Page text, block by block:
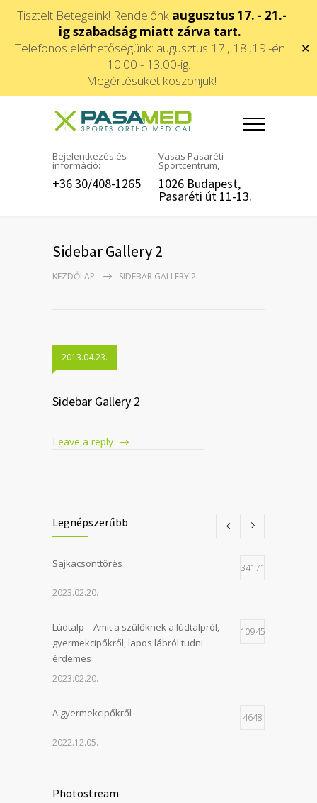
Tisztelt Betegeink! Rendelőnk augusztus 17. - 21.-
ig szabadság miatt zárva tart.
Telefonos elérhetőségünk: augusztus 17., 18.,19.-én
10.00 - 13.00-ig.
Megértésüket köszönjük!
✕
Bejelentkezés és
információ:
+36 30/408-1265
Vasas Pasaréti
Sportcentrum,
1026 Budapest,
Pasaréti út 11-13.
Sidebar Gallery 2
KEZDŐLAP SIDEBAR GALLERY 2
2013.04.23.
Sidebar Gallery 2
Leave a reply
Legnépszerűbb
Sajkacsonttörés 34171
2023.02.20.
Lúdtalp – Amit a szülőknek a lúdtalpról,
gyermekcipőkről, lapos lábról tudni
érdemes
10945
2023.02.20.
A gyermekcipőkről 4648
2022.12.05.
Photostream